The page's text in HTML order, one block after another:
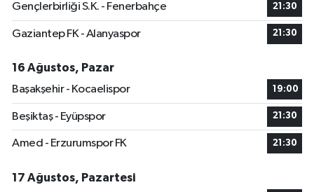
Gençlerbirliği S.K. - Fenerbahçe 21:30
Gaziantep FK - Alanyaspor 21:30
16 Ağustos, Pazar
Başakşehir - Kocaelispor
19:00
Beşiktaş - Eyüpspor 21:30
Amed - Erzurumspor FK 21:30
17 Ağustos, Pazartesi